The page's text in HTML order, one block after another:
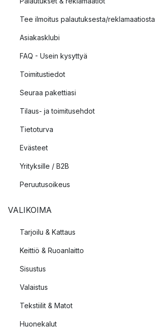
Tee ilmoitus palautuksesta/reklamaatiosta
Asiakasklubi
FAQ - Usein kysyttyä
Toimitustiedot
Seuraa pakettiasi
Tilaus- ja toimitusehdot
Tietoturva
Evästeet
Yrityksille / B2B
Peruutusoikeus
VALIKOIMA
Tarjoilu & Kattaus
Keittiö & Ruoanlaitto
Sisustus
Valaistus
Tekstiilit & Matot
Huonekalut